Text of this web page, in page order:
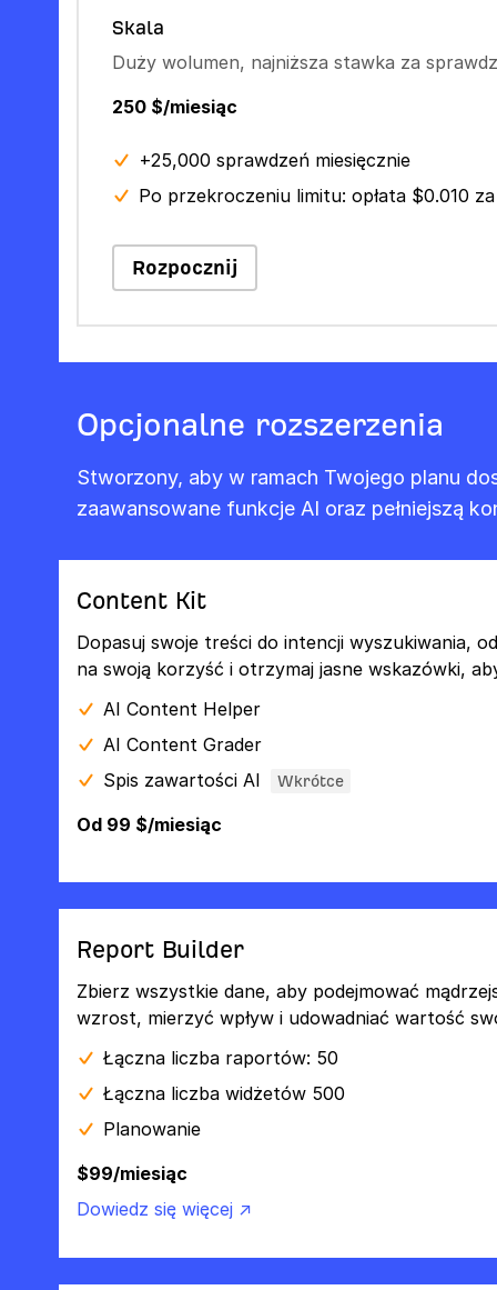
Skala
Duży wolumen, najniższa stawka za
250 $/miesiąc
+25,000 sprawdzeń miesięcznie
Po przekroczeniu limitu: opłata $0.010
Rozpocznij
Opcjonalne rozszerzenia
Stworzony, aby w ramach Twojego planu
zaawansowane funkcje AI oraz pełniejszą
Content Kit
Dopasuj swoje treści do intencji wyszukiwania,
na swoją korzyść i otrzymaj jasne wskazówki,
AI Content Helper
AI Content Grader
Spis zawartości AI
Wkrótce
Od 99 $/miesiąc
Report Builder
Zbierz wszystkie dane, aby podejmować
wzrost, mierzyć wpływ i udowadniać wartość
Łączna liczba raportów: 50
Łączna liczba widżetów 500
Planowanie
$99/miesiąc
Dowiedz się więcej ↗